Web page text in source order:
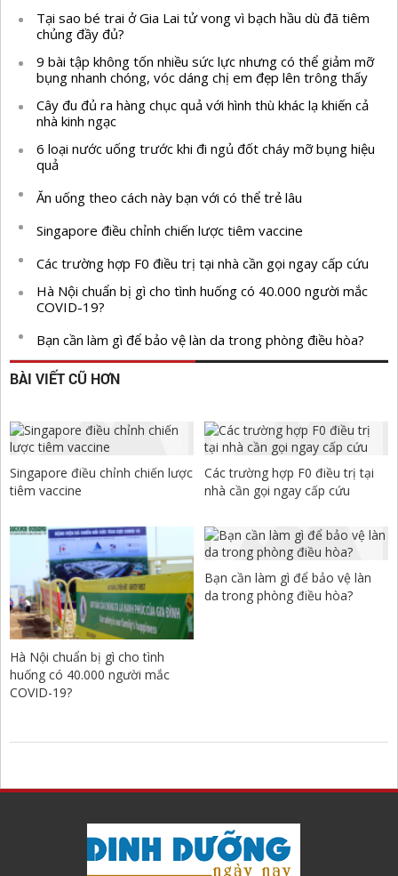
Tại sao bé trai ở Gia Lai tử vong vì bạch hầu dù đã tiêm
chủng đầy đủ?
9 bài tập không tốn nhiều sức lực nhưng có thể giảm mỡ
bụng nhanh chóng, vóc dáng chị em đẹp lên trông thấy
Cây đu đủ ra hàng chục quả với hình thù khác lạ khiến cả
nhà kinh ngạc
6 loại nước uống trước khi đi ngủ đốt cháy mỡ bụng hiệu
quả
Ăn uống theo cách này bạn với có thể trẻ lâu
Singapore điều chỉnh chiến lược tiêm vaccine
Các trường hợp F0 điều trị tại nhà cần gọi ngay cấp cứu
Hà Nội chuẩn bị gì cho tình huống có 40.000 người mắc
COVID-19?
Bạn cần làm gì để bảo vệ làn da trong phòng điều hòa?
BÀI VIẾT CŨ HƠN
Singapore điều chỉnh chiến lược
tiêm vaccine
Các trường hợp F0 điều trị tại
nhà cần gọi ngay cấp cứu
Hà Nội chuẩn bị gì cho tình
huống có 40.000 người mắc
COVID-19?
Bạn cần làm gì để bảo vệ làn
da trong phòng điều hòa?